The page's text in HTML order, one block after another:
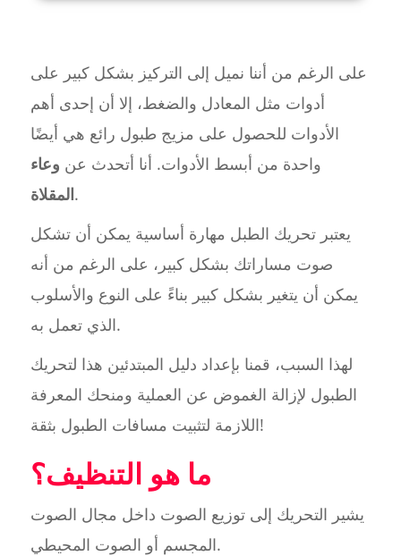
على الرغم من أننا نميل إلى التركيز بشكل كبير على
أدوات مثل المعادل والضغط، إلا أن إحدى أهم
الأدوات للحصول على مزيج طبول رائع هي أيضًا
واحدة من أبسط الأدوات. أنا أتحدث عن وعاء
المقلاة.
يعتبر تحريك الطبل مهارة أساسية يمكن أن تشكل
صوت مساراتك بشكل كبير، على الرغم من أنه
يمكن أن يتغير بشكل كبير بناءً على النوع والأسلوب
الذي تعمل به.
لهذا السبب، قمنا بإعداد دليل المبتدئين هذا لتحريك
الطبول لإزالة الغموض عن العملية ومنحك المعرفة
اللازمة لتثبيت مسافات الطبول بثقة!
ما هو التنظيف؟
يشير التحريك إلى توزيع الصوت داخل مجال الصوت
المجسم أو الصوت المحيطي.